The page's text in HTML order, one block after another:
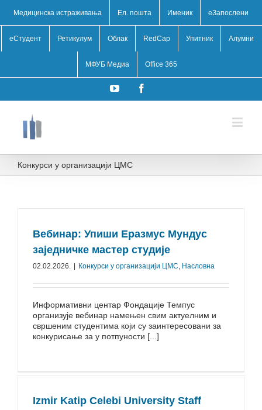
Медицинска истраживања Ел. пошта Именик eЗапослени
еСтудент Ретикулум Облак RedCap Упитник Алумни
МФУБ Медиа Office 365
YouTube
Конкурси у организацији ЦМС
Вебинар: Упиши Еразмус Мундус
заједничке мастер студије
02.02.2026. Конкурси у организацији ЦМС, Насловна
Информативни центар Фондације Темпус
организује вебинар намењен свим актуелним и
свршеним студентима који су заинтересовани за
конкурисање за у потпуности [...]
Izmir Katip Celebi University Staff